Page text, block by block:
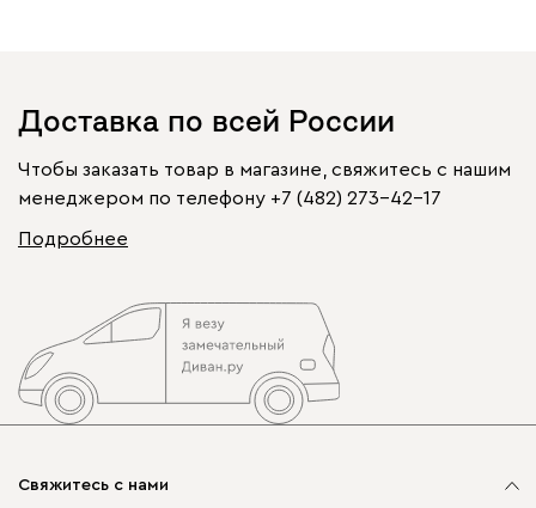
Доставка по всей России
Чтобы заказать товар в магазине, свяжитесь с нашим
менеджером по телефону +7 (482) 273-42-17
Подробнее
Свяжитесь с нами